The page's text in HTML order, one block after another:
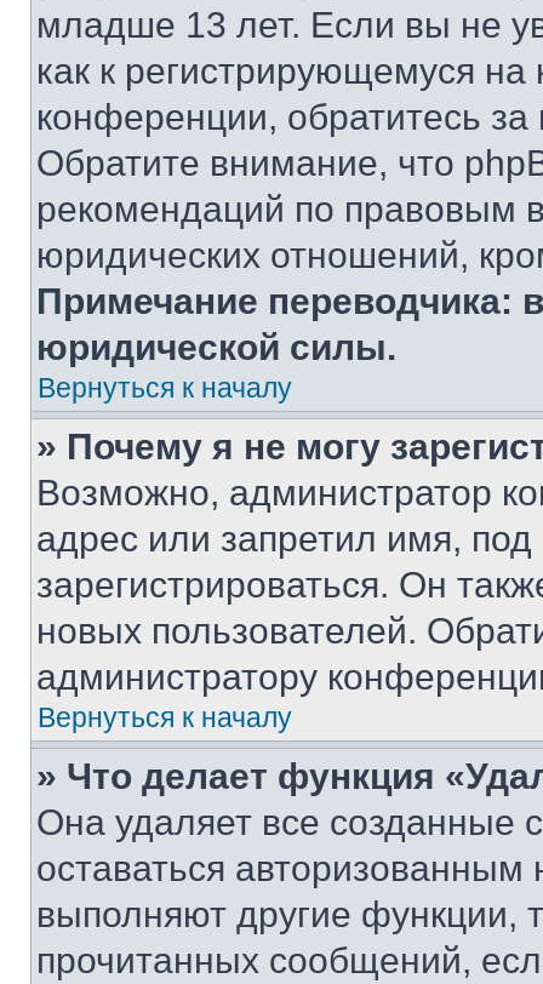
младше 13 лет. Если вы не
как к регистрирующемуся
конференции, обратитесь
Обратите внимание, что
рекомендаций по правовым
юридических отношений,
Примечание переводчика:
юридической силы.
Вернуться к началу
» Почему я не могу
Возможно, администратор
адрес или запретил имя,
зарегистрироваться. Он
новых пользователей.
администратору
Вернуться к началу
» Что делает функция
Она удаляет все созданные
оставаться
выполняют другие функции,
прочитанных сообщений,